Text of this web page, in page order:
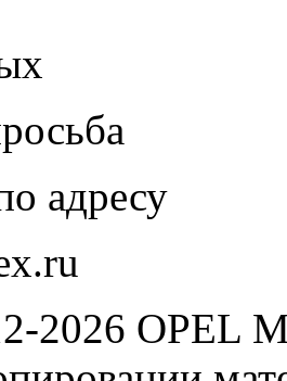
адресу
2026 OPEL